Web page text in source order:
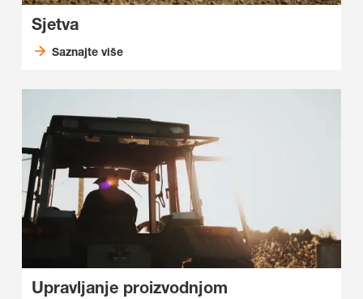
Sjetva
Saznajte više
Upravljanje proizvodnjom